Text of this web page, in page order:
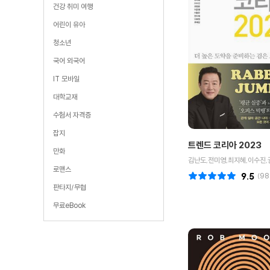
건강 취미 여행
어린이 유아
청소년
국어 외국어
IT 모바일
대학교재
수험서 자격증
잡지
만화
로맨스
판타지/무협
무료eBook
트렌드 코리아 2023
(
9.5